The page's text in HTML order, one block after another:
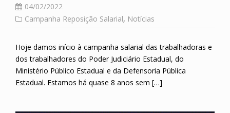
04/02/2022
Campanha Reposição Salarial, Notícias
Hoje damos início à campanha salarial das trabalhadoras e
dos trabalhadores do Poder Judiciário Estadual, do
Ministério Público Estadual e da Defensoria Pública
Estadual. Estamos há quase 8 anos sem […]